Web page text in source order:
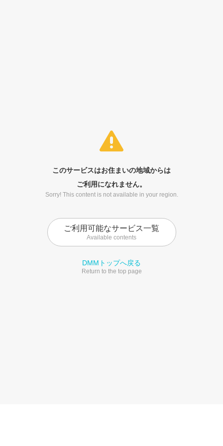
このサービスはお住まいの地域からは
ご利用になれません。
Sorry! This content is not available in your region.
ご利用可能なサービス一覧
Available contents
DMMトップへ戻る
Return to the top page